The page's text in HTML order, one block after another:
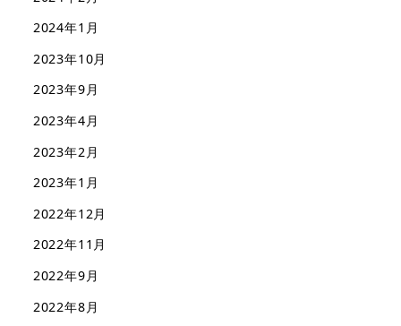
2024年1月
2023年10月
2023年9月
2023年4月
2023年2月
2023年1月
2022年12月
2022年11月
2022年9月
2022年8月